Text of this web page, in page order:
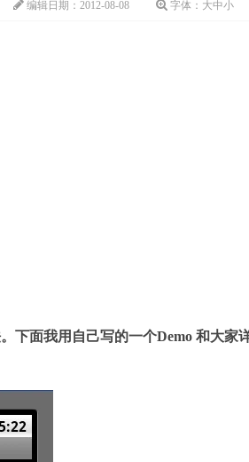
编辑日期：2012-08-08 字体： 大中小
下面我用自己写的一个Demo 和大家